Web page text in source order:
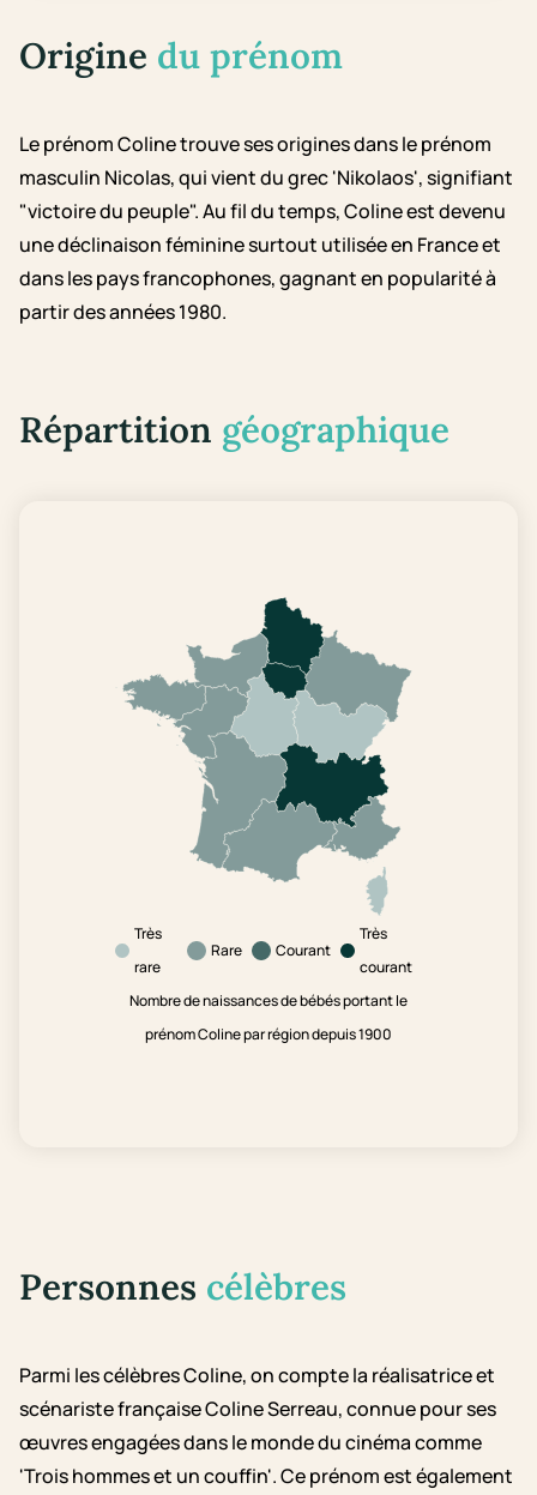
Origine du prénom
Le prénom Coline trouve ses origines dans le prénom
masculin Nicolas, qui vient du grec 'Nikolaos', signifiant
"victoire du peuple". Au fil du temps, Coline est devenu
une déclinaison féminine surtout utilisée en France et
dans les pays francophones, gagnant en popularité à
partir des années 1980.
Répartition géographique
Très
rare
Rare Courant
Très
courant
Nombre de naissances de bébés portant le
prénom Coline par région depuis 1900
Personnes célèbres
Parmi les célèbres Coline, on compte la réalisatrice et
scénariste française Coline Serreau, connue pour ses
œuvres engagées dans le monde du cinéma comme
'Trois hommes et un couffin'. Ce prénom est également